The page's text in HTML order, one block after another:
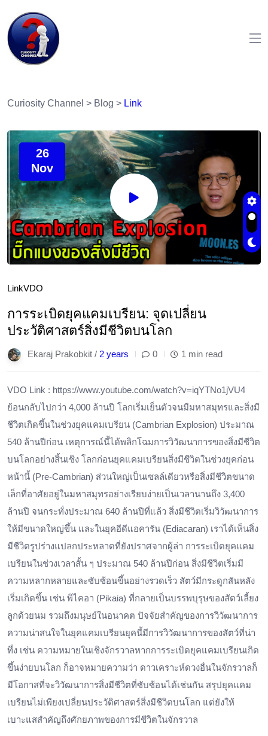
Curiosity Channel > Blog > Link
26
Nov
LinkVDO
การระเบิดยุคแคมเบรียน: จุดเปลี่ยน
ประวัติศาสตร์สิ่งมีชีวิตบนโลก
Ekaraj Prakobkit / 2 years 0 1 min read
VDO Link : https://www.youtube.com/watch?v=iqYTNo1jVU4
ย้อนกลับไปกว่า 4,000 ล้านปี โลกเริ่มเย็นตัวจนมีมหาสมุทรและสิ่งมี
ชีวิตเกิดขึ้นในช่วงยุคแคมเบรียน (Cambrian Explosion) ประมาณ
540 ล้านปีก่อน เหตุการณ์นี้ได้พลิกโฉมการวิวัฒนาการของสิ่งมีชีวิต
บนโลกอย่างสิ้นเชิง โลกก่อนยุคแคมเบรียนสิ่งมีชีวิตในช่วงยุคก่อน
หน้านี้ (Pre-Cambrian) ส่วนใหญ่เป็นเซลล์เดียวหรือสิ่งมีชีวิตขนาด
เล็กที่อาศัยอยู่ในมหาสมุทรอย่างเรียบง่ายเป็นเวลานานถึง 3,400
ล้านปี จนกระทั่งประมาณ 640 ล้านปีที่แล้ว สิ่งมีชีวิตเริ่มวิวัฒนาการ
ให้มีขนาดใหญ่ขึ้น และในยุคอีดีแอคารัน (Ediacaran) เราได้เห็นสิ่ง
มีชีวิตรูปร่างแปลกประหลาดที่ยังปราศจากผู้ล่า การระเบิดยุคแคม
เบรียนในช่วงเวลาสั้น ๆ ประมาณ 540 ล้านปีก่อน สิ่งมีชีวิตเริ่มมี
ความหลากหลายและซับซ้อนขึ้นอย่างรวดเร็ว สัตว์มีกระดูกสันหลัง
เริ่มเกิดขึ้น เช่น พิไคอา (Pikaia) ที่กลายเป็นบรรพบุรุษของสัตว์เลี้ยง
ลูกด้วยนม รวมถึงมนุษย์ในอนาคต ปัจจัยสำคัญของการวิวัฒนาการ
ความน่าสนใจในยุคแคมเบรียนยุคนี้มีการวิวัฒนาการของสัตว์ที่น่า
ทึ่ง เช่น ความหมายในเชิงจักรวาลหากการระเบิดยุคแคมเบรียนเกิด
ขึ้นง่ายบนโลก ก็อาจหมายความว่า ดาวเคราะห์ดวงอื่นในจักรวาลก็
มีโอกาสที่จะวิวัฒนาการสิ่งมีชีวิตที่ซับซ้อนได้เช่นกัน สรุปยุคแคม
เบรียนไม่เพียงเปลี่ยนประวัติศาสตร์สิ่งมีชีวิตบนโลก แต่ยังให้
เบาะแสสำคัญถึงศักยภาพของการมีชีวิตในจักรวาล